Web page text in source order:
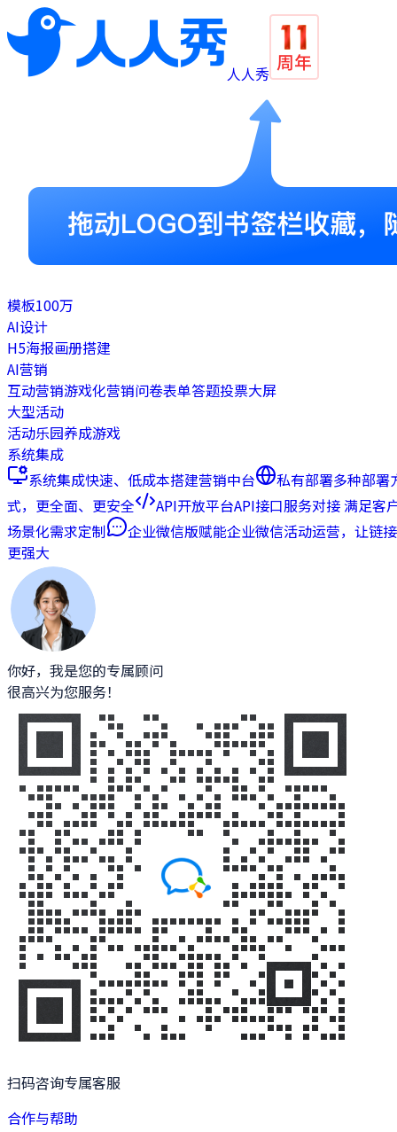
人人秀
模板100万
AI设计
H5海报画册搭建
AI营销
互动营销游戏化营销问卷表单答题投票大屏
大型活动
活动乐园养成游戏
系统集成
系统集成快速、低成本搭建营销中台 私有部署多种部署
式，更全面、更安全
API开放平台API接口服务对接 满足客
场景化需求定制
企业微信版赋能企业微信活动运营，让链接
更强大
你好，我是您的专属顾问
很高兴为您服务！
扫码咨询专属客服
合作与帮助